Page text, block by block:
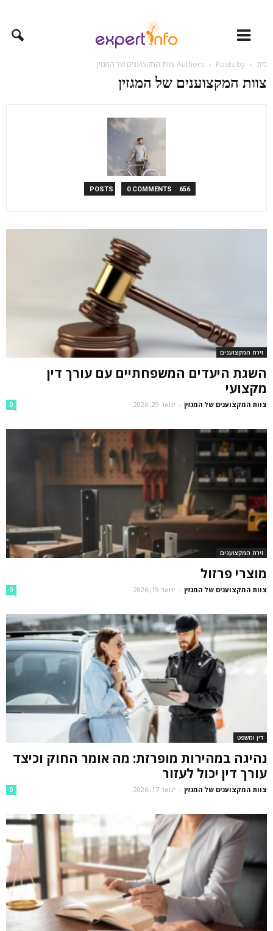
בית Authors Posts by צוות המקצוענים של המגזין
צוות המקצוענים של המגזין
656 POSTS
0 COMMENTS
זירת המקצוענים
השגת היעדים המשפחתיים עם עורך דין
מקצועי
צוות המקצוענים של המגזין - ינואר 29, 2026 0
זירת המקצוענים
מוצרי פרזול
צוות המקצוענים של המגזין - ינואר 19, 2026 0
דין ומשפט
נהיגה במהירות מופרזת: מה אומר החוק וכיצד
עורך דין יכול לעזור
צוות המקצוענים של המגזין - ינואר 17, 2026 0